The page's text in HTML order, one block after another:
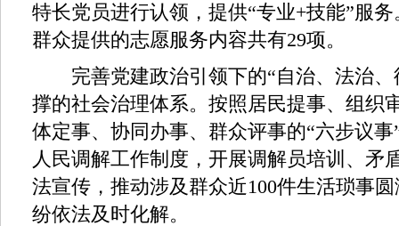
特长党员进行认领，提供“专业+技能”服
群众提供的志愿服务内容共有29项。
完善党建政治引领下的“自治、法治、
撑的社会治理体系。按照居民提事、组织
体定事、协同办事、群众评事的“六步议
人民调解工作制度，开展调解员培训、矛
法宣传，推动涉及群众近100件生活琐事
纷依法及时化解。